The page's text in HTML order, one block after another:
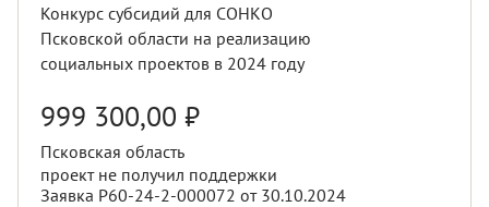
Конкурс субсидий для СОНКО
Псковской области на реализацию
социальных проектов в 2024 году
999 300,00 ₽
Псковская область
проект не получил поддержки
Заявка Р60-24-2-000072 от 30.10.2024